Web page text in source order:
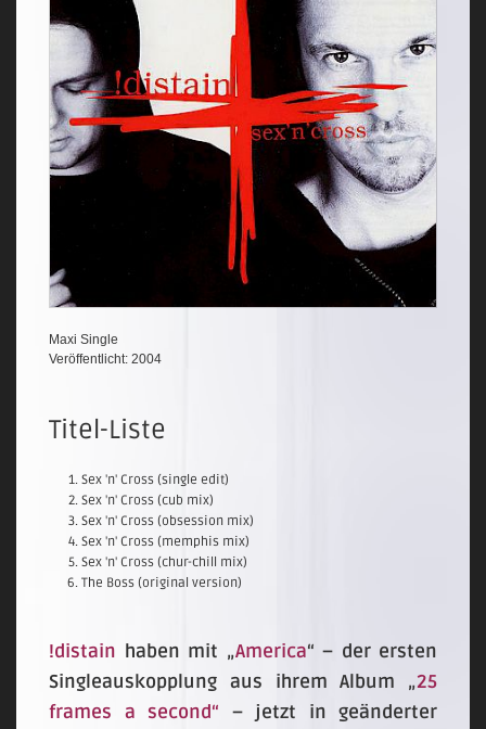
Maxi Single
Veröffentlicht: 2004
Titel-Liste
Sex 'n' Cross (single edit)
Sex 'n' Cross (cub mix)
Sex 'n' Cross (obsession mix)
Sex 'n' Cross (memphis mix)
Sex 'n' Cross (chur-chill mix)
The Boss (original version)
!distain haben mit „America“ – der ersten
Singleauskopplung aus ihrem Album „25
frames a second“ – jetzt in geänderter